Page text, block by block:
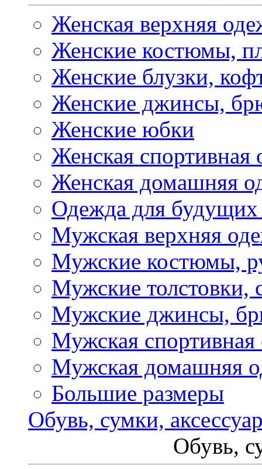
Женская верхняя
Женские костюмы,
Женские блузки,
Женские джинсы,
Женские юбки
Женская спортивная
Женская домашняя
Одежда для
Мужская верхняя
Мужские костюмы,
Мужские толстовки,
Мужские джинсы,
Мужская спортивная
Мужская домашняя
Большие размеры
Обувь, сумки,
Обувь,